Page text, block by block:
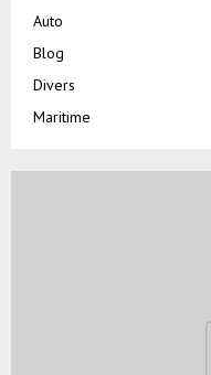
Auto
Blog
Divers
Maritime